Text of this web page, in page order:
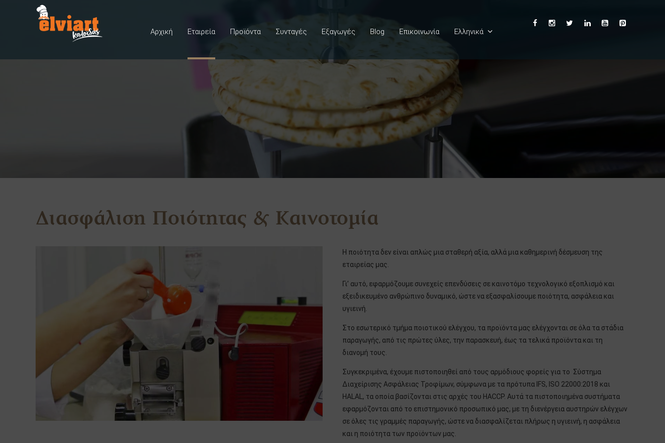
Αρχική Εταιρεία Προϊόντα Συνταγές Εξαγωγές Blog Επικοινωνία Ελληνικά
Italiano
Διασφάλιση Ποιότητας & Καινοτομία
Η ποιότητα δεν είναι απλώς μια σταθερή αξία, αλλά μια καθημερινή δέσμευση της
εταιρείας μας.
Γι’ αυτό, εφαρμόζουμε συνεχείς επενδύσεις σε καινοτόμο τεχνολογικό εξοπλισμό και
εξειδικευμένο ανθρώπινο δυναμικό, ώστε να εξασφαλίσουμε ποιότητα, ασφάλεια και
υγιεινή.
Στο εσωτερικό τμήμα ποιοτικού ελέγχου, τα προϊόντα μας ελέγχονται σε όλα τα στάδια
παραγωγής, από τις πρώτες ύλες, την παρασκευή, έως τα τελικά προϊόντα και τη
διανομή τους.
Συγκεκριμένα, έχουμε πιστοποιηθεί από τους αρμόδιους φορείς για το Σύστημα
Διαχείρισης Ασφάλειας Τροφίμων, σύμφωνα με τα πρότυπα IFS, ISO 22000:2018 και
HALAL, τα οποία βασίζονται στις αρχές του HACCP. Αυτά τα πιστοποιημένα συστήματα
εφαρμόζονται από το επιστημονικό προσωπικό μας, με τη διενέργεια αυστηρών ελέγχων
σε όλες τις γραμμές παραγωγής, ώστε να διασφαλίζεται πλήρως η υγιεινή, η ασφάλεια
και η ποιότητα των προϊόντων μας.